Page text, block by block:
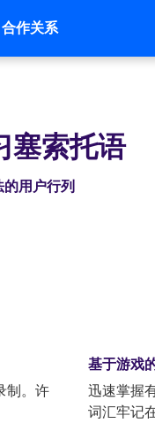
合作关系
塞索托语
用户行列
制。许
基于游戏
迅速掌握
词汇牢记